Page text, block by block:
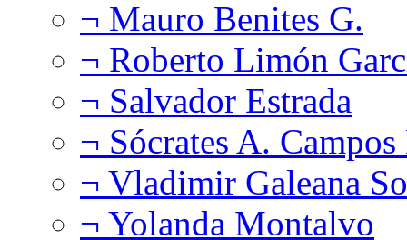
¬ Mauro Benites G.
¬ Roberto Limón
¬ Salvador Estrada
¬ Sócrates A.
¬ Vladimir Galeana
¬ Yolanda Montalvo